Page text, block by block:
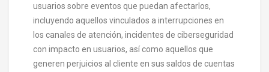
usuarios sobre eventos que puedan afectarlos,
incluyendo aquellos vinculados a interrupciones en
los canales de atención, incidentes de ciberseguridad
con impacto en usuarios, así como aquellos que
generen perjuicios al cliente en sus saldos de cuentas